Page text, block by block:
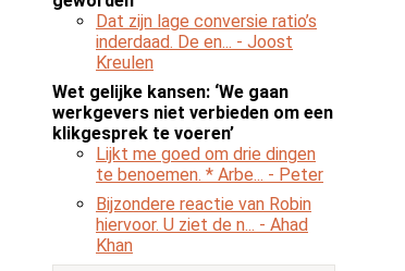
Dat zijn lage conversie ratio’s
inderdaad. De en... - Joost
Kreulen
Wet gelijke kansen: ‘We gaan
werkgevers niet verbieden om een
klikgesprek te voeren’
Lijkt me goed om drie dingen
te benoemen. * Arbe... - Peter
Bijzondere reactie van Robin
hiervoor. U ziet de n... - Ahad
Khan